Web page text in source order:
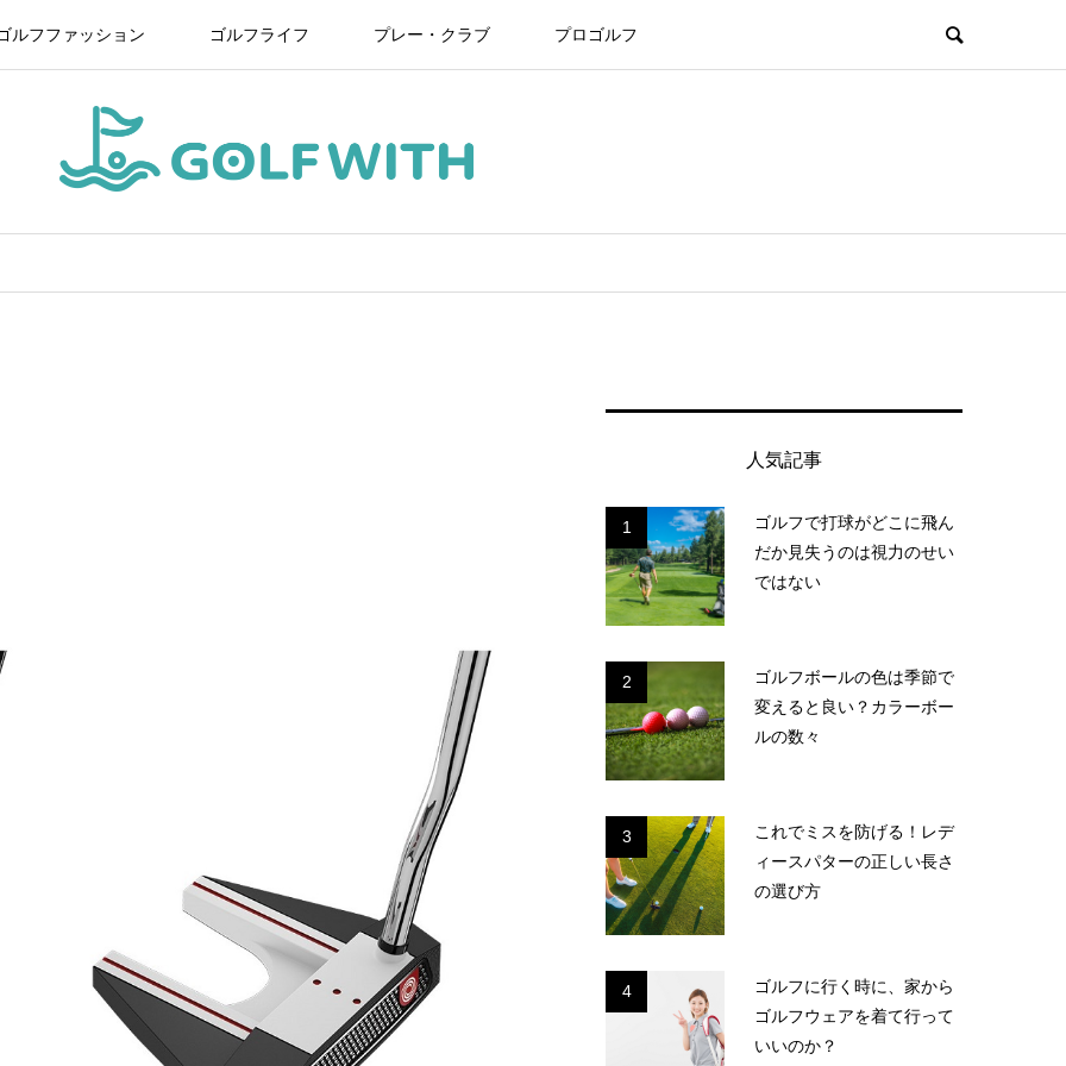
ルフファッション ゴルフライフ プレー・クラブ プロゴルフ
人気記事
1
ゴルフで打球がどこに飛ん
だか見失うのは視力のせい
ではない
2
ゴルフボールの色は季節で
変えると良い？カラーボー
ルの数々
3
これでミスを防げる！レデ
ィースパターの正しい長さ
の選び方
4
ゴルフに行く時に、家から
ゴルフウェアを着て行って
いいのか？